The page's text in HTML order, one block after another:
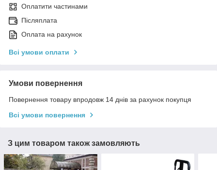
Оплатити частинами
Післяплата
Оплата на рахунок
Всі умови оплати
Умови повернення
Повернення товару впродовж 14 днів за рахунок покупця
Всі умови повернення
З цим товаром також замовляють